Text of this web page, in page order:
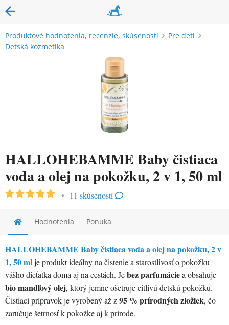
Produktové hodnotenia, recenzie, skúsenosti
Pre deti
Detská kozmetika
HALLOHEBAMME Baby čistiaca
voda a olej na pokožku, 2 v 1, 50 ml
• 11 skúseností
Hodnotenia Ponuka
HALLOHEBAMME Baby čistiaca voda a olej na pokožku, 2 v
1, 50 mlje produkt ideálny na čistenie a starostlivosť o pokožku
vášho dieťatka doma aj na cestách. Jebez parfumáciea obsahuje
bio mandľový olej, ktorý jemne ošetruje citlivú detskú pokožku.
Čistiaci prípravok je vyrobený až z95 % prírodných zložiek, čo
zaručuje šetrnosť k pokožke aj k prírode.